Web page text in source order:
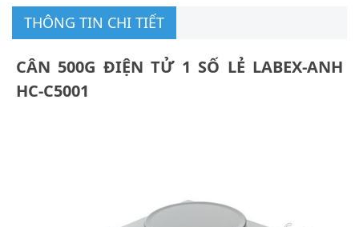
THÔNG TIN CHI TIẾT
CÂN 500G ĐIỆN TỬ 1 SỐ LẺ LABEX-ANH
HC-C5001